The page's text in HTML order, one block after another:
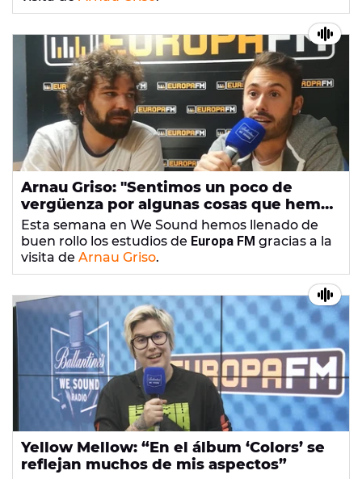
Arnau Griso: "Sentimos un poco de
vergüenza por algunas cosas que hemos
hecho"
Esta semana en We Sound hemos llenado de
buen rollo los estudios de Europa FM gracias a la
visita de Arnau Griso.
Yellow Mellow: “En el álbum ‘Colors’ se
reflejan muchos de mis aspectos”